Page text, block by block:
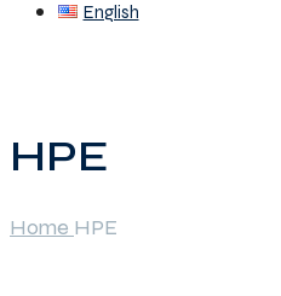
English
HPE
Home HPE